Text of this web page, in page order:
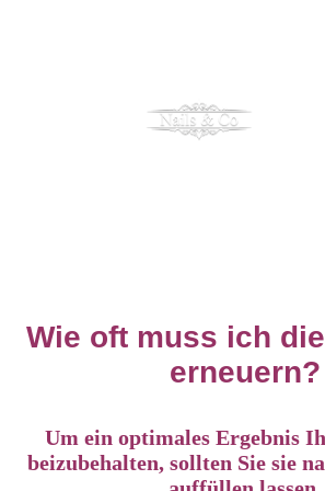
Wie oft muss ich
erneuern?
Um ein optimales Ergebnis
beizubehalten, sollten Sie sie